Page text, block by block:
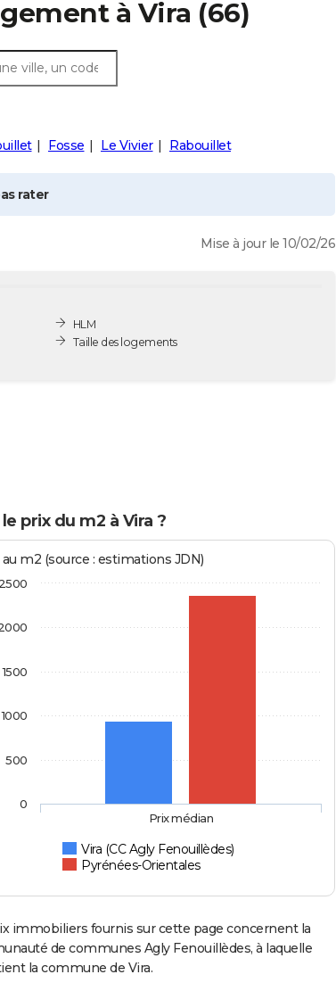
à Vira (66)
Fosse Le Vivier Rabouillet
rater
Mise à jour le 10/02/26
HLM
Taille des logements
prix du m2 à Vira ?
m2 (source : estimations JDN)
Vira (CC Agly Fenouillèdes)
Pyrénées-Orientales
Prix médian
0
500
1000
1500
2500
immobiliers fournis sur cette page concernent la
de communes Agly Fenouillèdes, à laquelle
la commune de Vira.